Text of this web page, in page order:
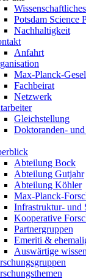
Potsdam Science
Nachhaltigkeit
Anfahrt
Max-Planck-
Fachbeirat
Netzwerk
Gleichstellung
Doktoranden-
Abteilung Bock
Abteilung Gutjahr
Abteilung Köhler
Max-Planck-
Infrastruktur- und
Kooperative
Partnergruppen
Emeriti &
Auswärtige